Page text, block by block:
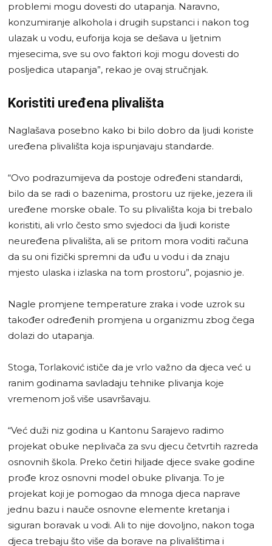
problemi mogu dovesti do utapanja. Naravno,
konzumiranje alkohola i drugih supstanci i nakon tog
ulazak u vodu, euforija koja se dešava u ljetnim
mjesecima, sve su ovo faktori koji mogu dovesti do
posljedica utapanja”, rekao je ovaj stručnjak.
Koristiti uređena plivališta
Naglašava posebno kako bi bilo dobro da ljudi koriste
uređena plivališta koja ispunjavaju standarde.
“Ovo podrazumijeva da postoje određeni standardi,
bilo da se radi o bazenima, prostoru uz rijeke, jezera ili
uređene morske obale. To su plivališta koja bi trebalo
koristiti, ali vrlo često smo svjedoci da ljudi koriste
neuređena plivališta, ali se pritom mora voditi računa
da su oni fizički spremni da uđu u vodu i da znaju
mjesto ulaska i izlaska na tom prostoru”, pojasnio je.
Nagle promjene temperature zraka i vode uzrok su
također određenih promjena u organizmu zbog čega
dolazi do utapanja.
Stoga, Torlaković ističe da je vrlo važno da djeca već u
ranim godinama savladaju tehnike plivanja koje
vremenom još više usavršavaju.
“Već duži niz godina u Kantonu Sarajevo radimo
projekat obuke neplivača za svu djecu četvrtih razreda
osnovnih škola. Preko četiri hiljade djece svake godine
prođe kroz osnovni model obuke plivanja. To je
projekat koji je pomogao da mnoga djeca naprave
jednu bazu i nauče osnovne elemente kretanja i
siguran boravak u vodi. Ali to nije dovoljno, nakon toga
djeca trebaju što više da borave na plivalištima i